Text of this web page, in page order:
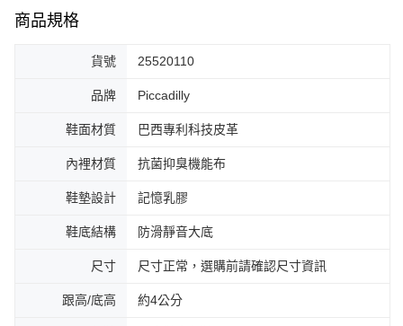
商品規格
貨號 25520110
品牌 Piccadilly
鞋面材質 巴西專利科技皮革
內裡材質 抗菌抑臭機能布
鞋墊設計 記憶乳膠
鞋底結構 防滑靜音大底
尺寸 尺寸正常，選購前請確認尺寸資訊
跟高/底高 約4公分